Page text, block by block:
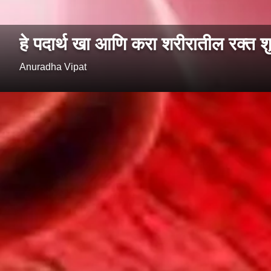
हे पदार्थ खा आणि करा शरीरातील रक्त
Anuradha Vipat